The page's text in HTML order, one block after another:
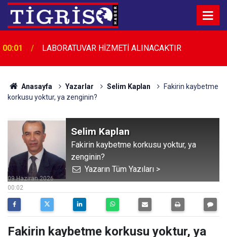
00:01 LABORATUVAR HİZMETİ ALINACAKTIR
Anasayfa Yazarlar Selim Kaplan
Fakirin kaybetme
korkusu yoktur, ya zenginin?
Selim Kaplan
Fakirin kaybetme korkusu yoktur, ya
zenginin?
Yazarın Tüm Yazıları >
00:02
09 Haziran 2026
Fakirin kaybetme korkusu yoktur, ya